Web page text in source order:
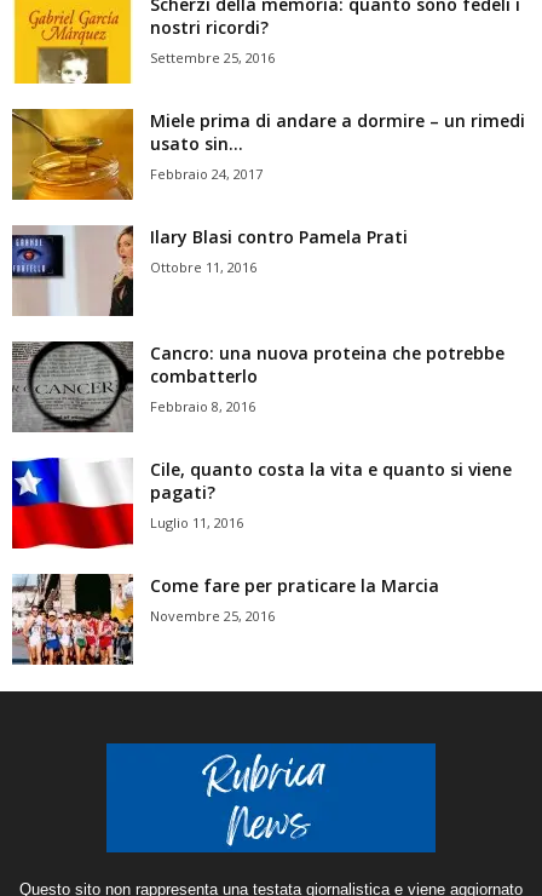
nostri ricordi?
Settembre 25, 2016
Miele prima di andare a dormire – un rimedi
usato sin...
Febbraio 24, 2017
Ilary Blasi contro Pamela Prati
Ottobre 11, 2016
Cancro: una nuova proteina che potrebbe
combatterlo
Febbraio 8, 2016
Cile, quanto costa la vita e quanto si viene
pagati?
Luglio 11, 2016
Come fare per praticare la Marcia
Novembre 25, 2016
Questo sito non rappresenta una testata giornalistica e viene aggiornato